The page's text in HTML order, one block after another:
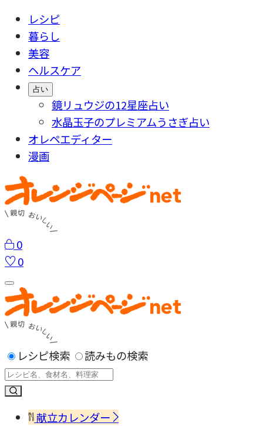
レシピ
暮らし
美容
ヘルスケア
占い
鏡リュウジの12星座占い
水晶玉子のプレミアムうさぎ占い
オレペエディター
漫画
0
0
レシピ検索 読みもの検索
献立カレンダー